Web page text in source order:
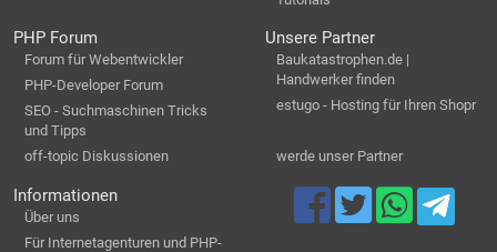
PHP Forum
Forum für Webentwickler
PHP-Developer Forum
SEO - Suchmaschinen Tricks
und Tipps
off-topic Diskussionen
Unsere Partner
Baukatastrophen.de |
Handwerker finden
estugo - Hosting für Ihren Shopr
werde unser Partner
Informationen
Über uns
Für Internetagenturen und PHP-